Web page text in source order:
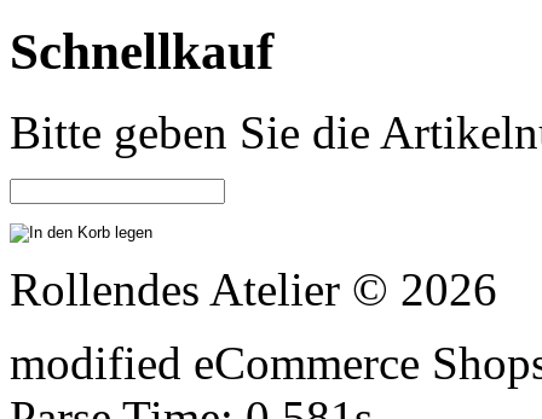
Schnellkauf
Bitte geben Sie die
Rollendes Atelier © 2026
modified eCommerce